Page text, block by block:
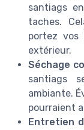
santiags
taches.
portez vos
extérieur.
Séchage
santiags
ambiante.
pourraient
Entretien